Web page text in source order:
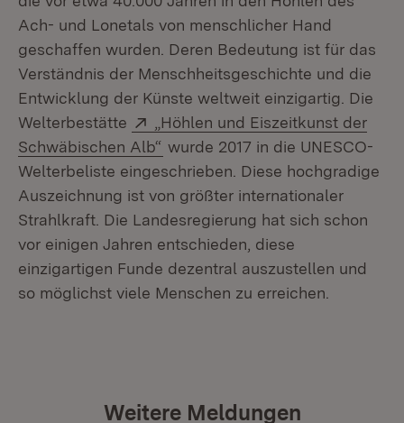
Ach- und Lonetals von menschlicher Hand
geschaffen wurden. Deren Bedeutung ist für das
Verständnis der Menschheitsgeschichte und die
Entwicklung der Künste weltweit einzigartig. Die
Welterbestätte
Extern:
„Höhlen und Eiszeitkunst der
Schwäbischen Alb“ (Öffnet in neuem Fenster)
wurde 2017 in die UNESCO-
Welterbeliste eingeschrieben. Diese hochgradige
Auszeichnung ist von größter internationaler
Strahlkraft. Die Landesregierung hat sich schon
vor einigen Jahren entschieden, diese
einzigartigen Funde dezentral auszustellen und
so möglichst viele Menschen zu erreichen.
Weitere Meldungen